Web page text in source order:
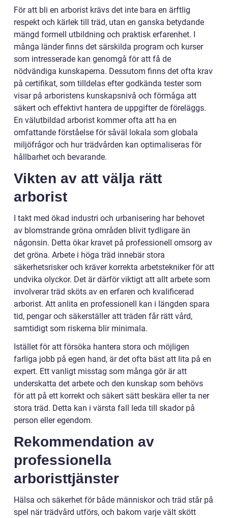
För att bli en arborist krävs det inte bara en ärftlig
respekt och kärlek till träd, utan en ganska betydande
mängd formell utbildning och praktisk erfarenhet. I
många länder finns det särskilda program och kurser
som intresserade kan genomgå för att få de
nödvändiga kunskaperna. Dessutom finns det ofta krav
på certifikat, som tilldelas efter godkända tester som
visar på arboristens kunskapsnivå och förmåga att
säkert och effektivt hantera de uppgifter de föreläggs.
En välutbildad arborist kommer ofta att ha en
omfattande förståelse för såväl lokala som globala
miljöfrågor och hur trädvården kan optimaliseras för
hållbarhet och bevarande.
Vikten av att välja rätt
arborist
I takt med ökad industri och urbanisering har behovet
av blomstrande gröna områden blivit tydligare än
någonsin. Detta ökar kravet på professionell omsorg av
det gröna. Arbete i höga träd innebär stora
säkerhetsrisker och kräver korrekta arbetstekniker för att
undvika olyckor. Det är därför viktigt att allt arbete som
involverar träd sköts av en erfaren och kvalificerad
arborist. Att anlita en professionell kan i längden spara
tid, pengar och säkerställer att träden får rätt vård,
samtidigt som riskerna blir minimala.
Istället för att försöka hantera stora och möjligen
farliga jobb på egen hand, är det ofta bäst att lita på en
expert. Ett vanligt misstag som många gör är att
underskatta det arbete och den kunskap som behövs
för att på ett korrekt och säkert sätt beskära eller ta ner
stora träd. Detta kan i värsta fall leda till skador på
person eller egendom.
Rekommendation av
professionella
arboristtjänster
Hälsa och säkerhet för både människor och träd står på
spel när trädvård utförs, och bakom varje vält skött